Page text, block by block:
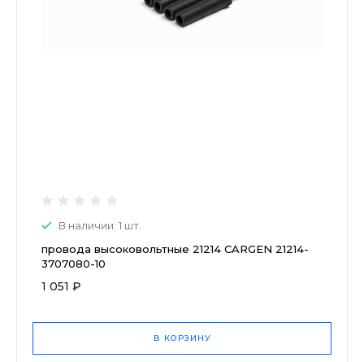
В наличии: 1 шт.
провода высоковольтные 21214 CARGEN 21214-
3707080-10
1 051 ₽
В КОРЗИНУ